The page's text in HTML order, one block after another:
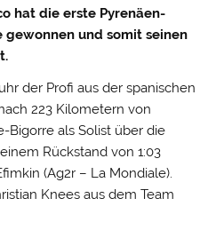
hat die erste Pyrenäen-
gewonnen und somit seinen
der Profi aus der spanischen
223 Kilometern von
Bigorre als Solist über die
Rückstand von 1:03
(Ag2r – La Mondiale).
Knees aus dem Team